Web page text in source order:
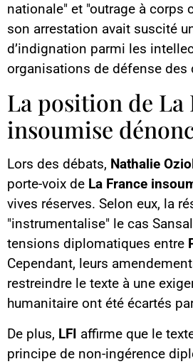
nationale" et "outrage à corps
son arrestation avait suscité
d’indignation parmi les
organisations de défense des
La position de La
insoumise
Lors des débats, Nathalie
porte-voix de La France
vives réserves. Selon eux, la
"instrumentalise" le cas
tensions diplomatiques entre
Cependant, leurs
restreindre le texte à une
humanitaire ont été écartés
De plus, LFI affirme que le
principe de non-ingérence